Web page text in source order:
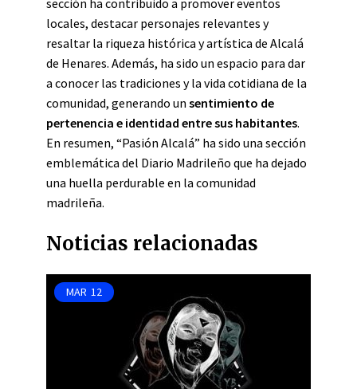
sección ha contribuido a promover eventos
locales, destacar personajes relevantes y
resaltar la riqueza histórica y artística de Alcalá
de Henares. Además, ha sido un espacio para dar
a conocer las tradiciones y la vida cotidiana de la
comunidad, generando un sentimiento de
pertenencia e identidad entre sus habitantes.
En resumen, “Pasión Alcalá” ha sido una sección
emblemática del Diario Madrileño que ha dejado
una huella perdurable en la comunidad
madrileña.
Noticias relacionadas
MAR 12